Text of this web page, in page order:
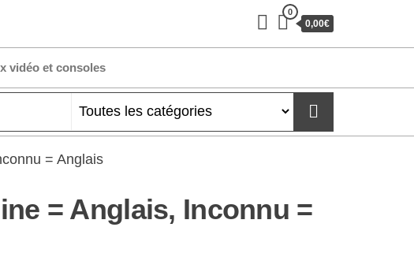
0
0,00€
vidéo et consoles
= Anglais
= Anglais, Inconnu =